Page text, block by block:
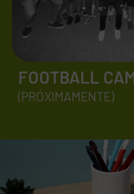
FOOTBALL
(PRÓXIMAMENTE)